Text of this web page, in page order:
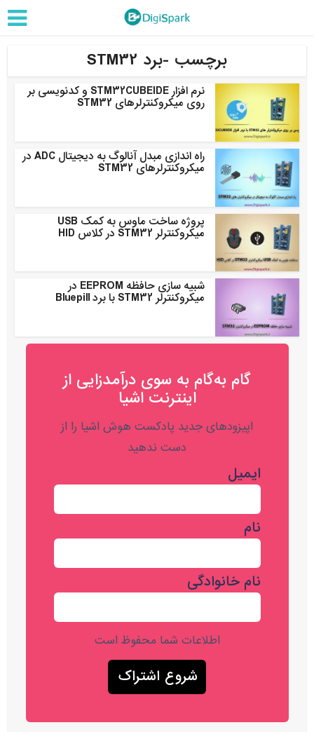
برچسب -برد STM32
نرم افزار STM32CUBEIDE و کدنویسی بر
روی میکروکنترلرهای STM32
راه اندازی مبدل آنالوگ به دیجیتال ADC در
میکروکنترلرهای STM32
پروژه ساخت ماوس به کمک USB
میکروکنترلر STM32 در کلاس HID
شبیه سازی حافظه EEPROM در
میکروکنترلر STM32 با برد Bluepill
گام به‌گام به‌ سوی درآمدزایی از
اینترنت اشیا
اپیزودهای جدید پادکست هوش اشیا را از
دست ندهید
ایمیل
نام
نام خانوادگی
اطلاعات شما محفوظ است